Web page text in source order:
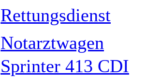
Rettungsdienst
Notarztwagen
Sprinter 413 CDI